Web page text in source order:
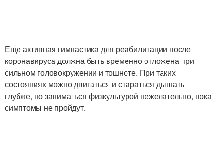
Еще активная гимнастика для реабилитации после
коронавируса должна быть временно отложена при
сильном головокружении и тошноте. При таких
состояниях можно двигаться и стараться дышать
глубже, но заниматься физкультурой нежелательно, пока
симптомы не пройдут.